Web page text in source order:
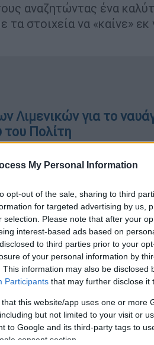
My Personal Information
opt-out of the sale, sharing to third
for targeted advertising by us,
selection. Please note that after your
interest-based ads based on
to third parties prior to your
of your personal information by
This information may also be disclosed
Participants that may further disclose it
that this website/app uses one or more
but not limited to your visit or
to Google and its third-party tags to
consent section.
αναζητώντας ένα
στοιχεία να «καίνε» εκ
Λιμενικών για το
Πολίτη
της «ΕΦ.ΣΥΝ.» και του
αλλά και σε άλλες
Επιχειρήσεων του
της Πύλου να
πλοία να
στην Ελλάδα, αλλά να
συνομιλίες που
από το υλικό που
, η οποία διερευνά
εμπλοκή.